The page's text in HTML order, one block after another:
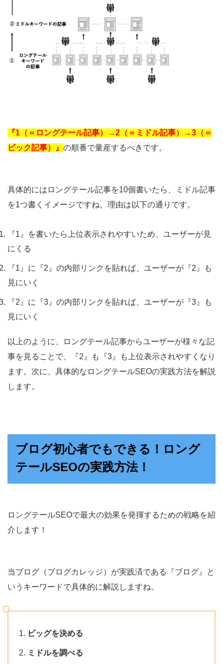
『1（＝ロングテール記事）→2（＝ミドル記事）→3（＝
ビック記事）』 の順番で量産するべきです。
具体的にはロングテール記事を10個書いたら、ミドル記事
を1つ書くイメージですね。理由は以下の通りです。
『1』を書いたら上位表示されやすいため、ユーザーが見
にくる
『1』に『2』の内部リンクを貼れば、ユーザーが『2』も
見にいく
『2』に『3』の内部リンクを貼れば、ユーザーが『3』も
見にいく
以上のように、ロングテール記事からユーザーが様々な記
事を見ることで、『2』も『3』も上位表示されやすくなり
ます。 次に、具体的なロングテールSEOの実践方法を解説
します。
ブログ初心者でもできる！ロング
テールSEOの実践方法！
ロングテールSEOで最大の効果を発揮するための戦略を紹
介します！
当ブログ（ブログカレッジ）が実践済である『ブログ』と
いうキーワードで具体的に解説しますね。
ビッグを決める
ミドルを調べる